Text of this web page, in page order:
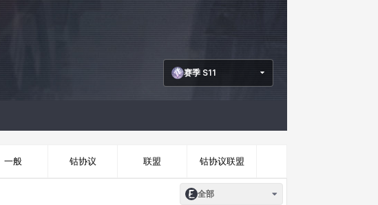
赛季 S11
一般 钴协议 联盟 钴协议联盟
全部